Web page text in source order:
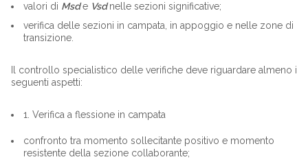
valori di Msd e Vsd nelle sezioni significative;
verifica delle sezioni in campata, in appoggio e nelle zone di
transizione.
Il controllo specialistico delle verifiche deve riguardare almeno i
seguenti aspetti:
1. Verifica a flessione in campata
confronto tra momento sollecitante positivo e momento
resistente della sezione collaborante;